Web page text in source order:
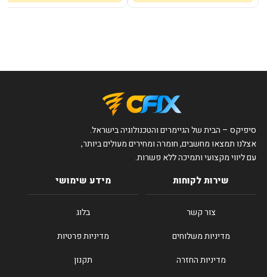
סיפיקס – הבית של הגיימרים והטכנולוגיה בישראל.
אצלנו תמצאו מחשבים, חומרה ומחירים מעולים ביותר,
עם ליווי מקצועי ותמיכה ללא פשרות.
שירות לקוחות
צור קשר
מדיניות משלוחים
מדיניות החזרה
מידע שימושי
בלוג
מדיניות פרטיות
תקנון